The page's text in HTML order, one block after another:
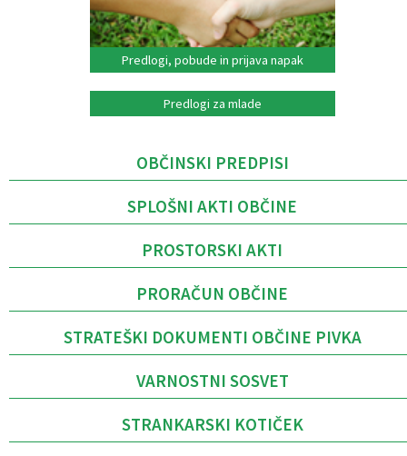
Predlogi, pobude in prijava napak
Predlogi za mlade
OBČINSKI PREDPISI
SPLOŠNI AKTI OBČINE
PROSTORSKI AKTI
PRORAČUN OBČINE
STRATEŠKI DOKUMENTI OBČINE PIVKA
VARNOSTNI SOSVET
STRANKARSKI KOTIČEK